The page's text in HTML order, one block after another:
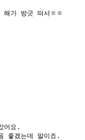
가 방긋 떠서ㅎㅎ
어요.
좋겠는데 말이죠.